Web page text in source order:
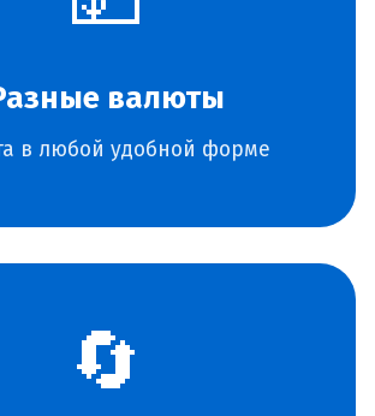
валюты
в любой удобной форме
🔄